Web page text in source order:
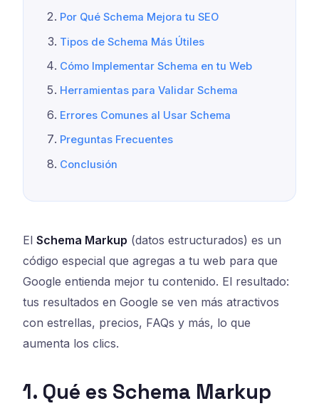
Por Qué Schema Mejora tu SEO
Tipos de Schema Más Útiles
Cómo Implementar Schema en tu Web
Herramientas para Validar Schema
Errores Comunes al Usar Schema
Preguntas Frecuentes
Conclusión
El Schema Markup (datos estructurados) es un
código especial que agregas a tu web para que
Google entienda mejor tu contenido. El resultado:
tus resultados en Google se ven más atractivos
con estrellas, precios, FAQs y más, lo que
aumenta los clics.
1. Qué es Schema Markup